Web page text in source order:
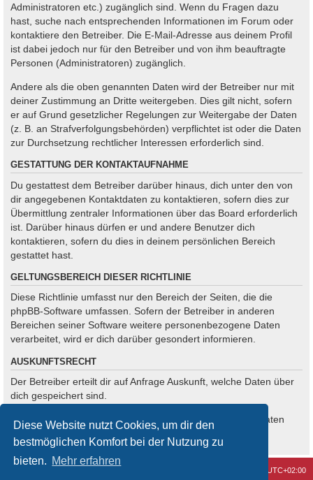
Diese Website nutzt Cookies, um dir den
bestmöglichen Komfort bei der Nutzung zu
bieten. Mehr erfahren
Administratoren etc.) zugänglich sind. Wenn du Fragen dazu
hast, suche nach entsprechenden Informationen im Forum oder
kontaktiere den Betreiber. Die E-Mail-Adresse aus deinem Profil
ist dabei jedoch nur für den Betreiber und von ihm beauftragte
Personen (Administratoren) zugänglich.
Andere als die oben genannten Daten wird der Betreiber nur mit
deiner Zustimmung an Dritte weitergeben. Dies gilt nicht, sofern
er auf Grund gesetzlicher Regelungen zur Weitergabe der Daten
(z. B. an Strafverfolgungsbehörden) verpflichtet ist oder die Daten
zur Durchsetzung rechtlicher Interessen erforderlich sind.
GESTATTUNG DER KONTAKTAUFNAHME
Du gestattest dem Betreiber darüber hinaus, dich unter den von
dir angegebenen Kontaktdaten zu kontaktieren, sofern dies zur
Übermittlung zentraler Informationen über das Board erforderlich
ist. Darüber hinaus dürfen er und andere Benutzer dich
kontaktieren, sofern du dies in deinem persönlichen Bereich
gestattet hast.
GELTUNGSBEREICH DIESER RICHTLINIE
Diese Richtlinie umfasst nur den Bereich der Seiten, die die
phpBB-Software umfassen. Sofern der Betreiber in anderen
Bereichen seiner Software weitere personenbezogene Daten
verarbeitet, wird er dich darüber gesondert informieren.
AUSKUNFTSRECHT
Der Betreiber erteilt dir auf Anfrage Auskunft, welche Daten über
dich gespeichert sind.
Du kannst jederzeit die Löschung bzw. Sperrung deiner Daten
verlangen. Kontaktiere hierzu bitte den Betreiber.
UTC+02:00